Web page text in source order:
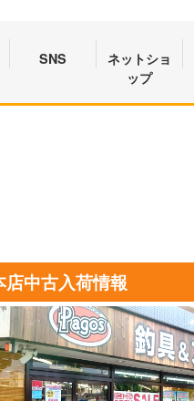
SNS
ネットショ
ップ
店中古入荷情報